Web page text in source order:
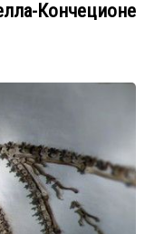
Кончеционе